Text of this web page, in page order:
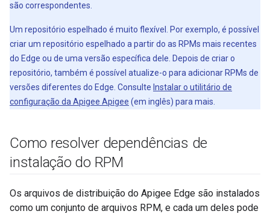
são correspondentes.
Um repositório espelhado é muito flexível. Por exemplo, é possível
criar um repositório espelhado a partir do as RPMs mais recentes
do Edge ou de uma versão específica dele. Depois de criar o
repositório, também é possível atualize-o para adicionar RPMs de
versões diferentes do Edge. Consulte Instalar o utilitário de
configuração da Apigee Apigee (em inglês) para mais.
Como resolver dependências de
instalação do RPM
Os arquivos de distribuição do Apigee Edge são instalados
como um conjunto de arquivos RPM, e cada um deles pode